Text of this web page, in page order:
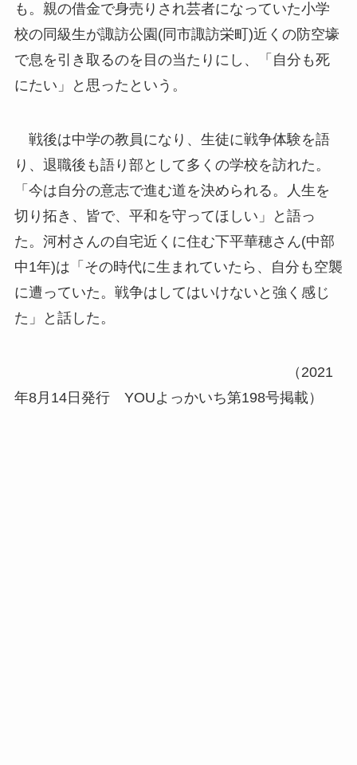
も。親の借金で身売りされ芸者になっていた小学
校の同級生が諏訪公園(同市諏訪栄町)近くの防空壕
で息を引き取るのを目の当たりにし、「自分も死
にたい」と思ったという。
戦後は中学の教員になり、生徒に戦争体験を語
り、退職後も語り部として多くの学校を訪れた。
「今は自分の意志で進む道を決められる。人生を
切り拓き、皆で、平和を守ってほしい」と語っ
た。河村さんの自宅近くに住む下平華穂さん(中部
中1年)は「その時代に生まれていたら、自分も空襲
に遭っていた。戦争はしてはいけないと強く感じ
た」と話した。
（2021
年8月14日発行 YOUよっかいち第198号掲載）